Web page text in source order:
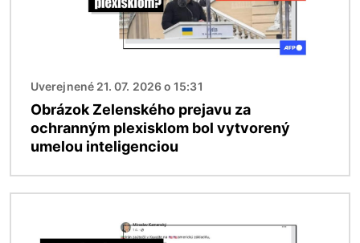
Uverejnené 21. 07. 2026 o 15:31
Obrázok Zelenského prejavu za
ochranným plexisklom bol vytvorený
umelou inteligenciou